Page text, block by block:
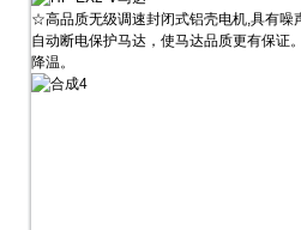
☆高品质无级调速封闭式铝壳电机,具有噪
自动断电保护马达，使马达品质更有保证
降温。